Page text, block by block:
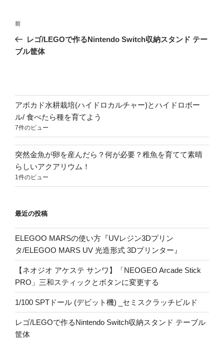
投
ナ
シ
ョ
ン
前
の
投
前
レゴ/LEGOで作るNintendo Switch収納スタンド テー
ブル筐体
アボカド水耕栽培(ハイドロカルチャー)とハイドロボー
ル/ 食べたら種を育てよう
7件のビュー
突然金魚が卵を産んだら？何が必要？稚魚を育てて素晴
らしいアクアリウム！
1件のビュー
最近の投稿
ELEGOO MARSの使い方『UVレジン3Dプリン
タ/ELEGOO MARS UV 光造形式 3Dプリンター』
【ネオジオ アケステ サンワ】「NEOGEO Arcade Stick
PRO」三和スティックとボタンに変更する
1/100 SPTドール (デビット機) _セミスクラッチビルド
レゴ/LEGOで作るNintendo Switch収納スタンド テーブル
筐体